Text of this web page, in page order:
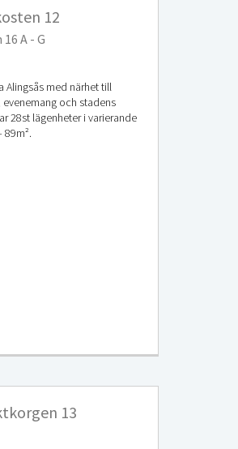
12
A - G
Alingsås med närhet till
och stadens
28st lägenheter i varierande
89m².
13